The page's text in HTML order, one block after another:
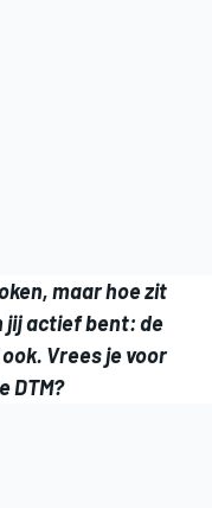
maar hoe zit
jij actief bent: de
Vrees je voor
DTM?